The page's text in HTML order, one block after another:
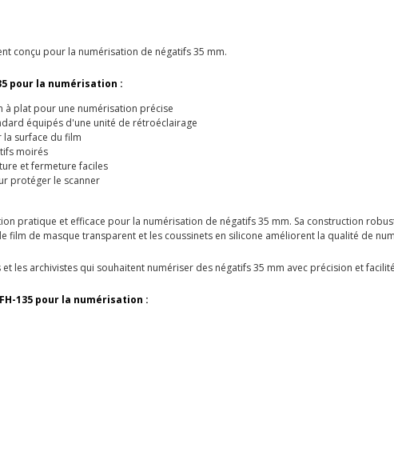
conçu pour la numérisation de négatifs 35 mm.
pour la numérisation :
à plat pour une numérisation précise
équipés d'une unité de rétroéclairage
surface du film
moirés
et fermeture faciles
protéger le scanner
pratique et efficace pour la numérisation de négatifs 35 mm. Sa construction
film de masque transparent et les coussinets en silicone améliorent la qualité de
les archivistes qui souhaitent numériser des négatifs 35 mm avec précision et
135 pour la numérisation :